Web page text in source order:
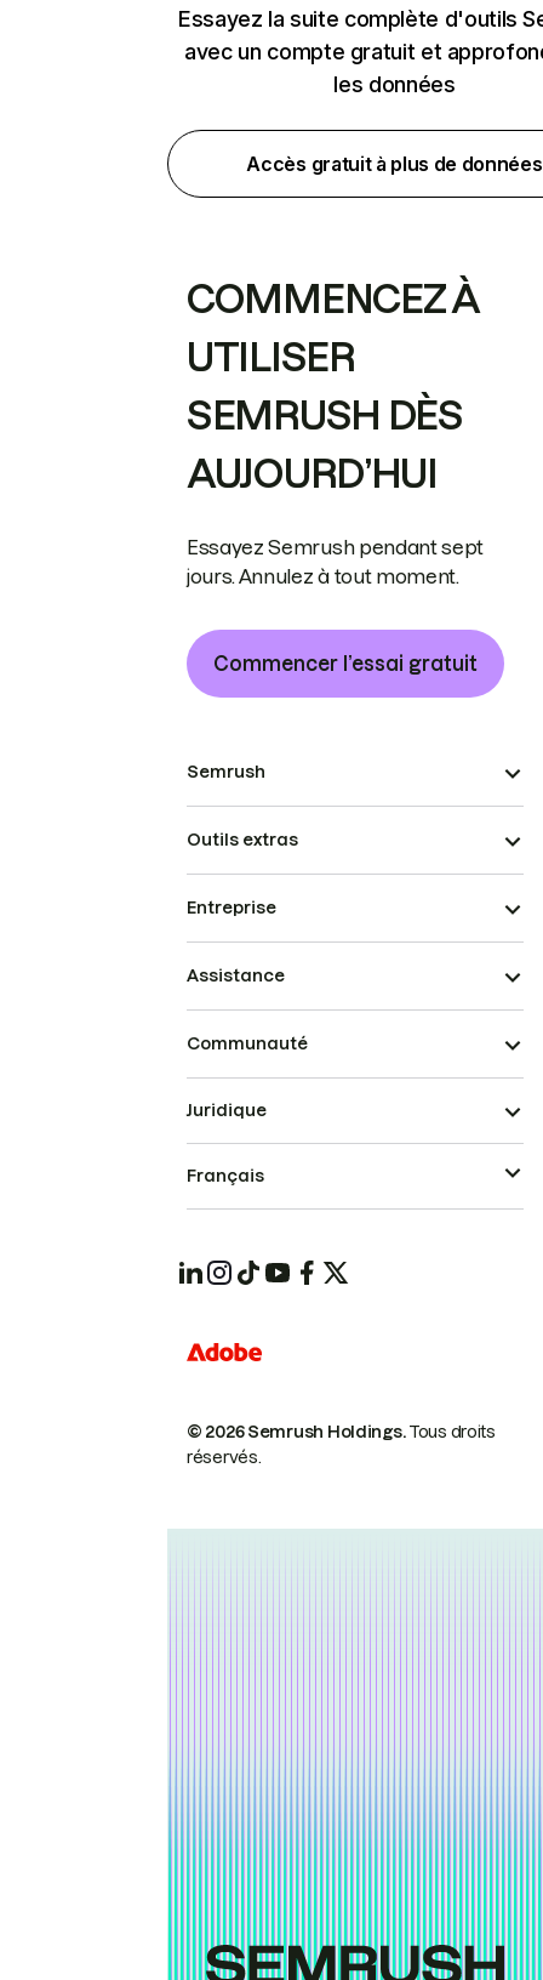
Essayez la suite complète d'outils
avec un compte gratuit et
les données
Accès gratuit à plus de données
COMMENCEZ À
UTILISER
SEMRUSH DÈS
AUJOURD’HUI
Essayez Semrush pendant sept
jours. Annulez à tout moment.
Commencer l’essai gratuit
Semrush
Outils extras
Entreprise
Assistance
Communauté
© 2026 Semrush Holdings.Tous droits
réservés.
Juridique
Français